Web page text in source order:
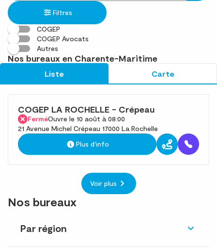
établissement
une
adresse
trouvé(s)
Filtres
COGEP
COGEP Avocats
Autres
Nos bureaux en Charente-Maritime
Liste Carte
COGEP LA ROCHELLE - Crépeau
FerméOuvre le 10 août à 08:00
21 Avenue Michel Crépeau 17000 La Rochelle
Plus d'info
Voir plus
Nos bureaux
Par région